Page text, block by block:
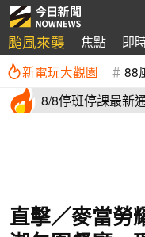
颱風來襲 焦點 即
新電玩大觀園 88
8/8停班停課最新
直擊／麥當勞